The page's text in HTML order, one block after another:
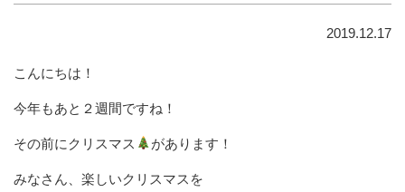
2019.12.17
こんにちは！
今年もあと２週間ですね！
その前にクリスマス があります！
みなさん、楽しいクリスマスを